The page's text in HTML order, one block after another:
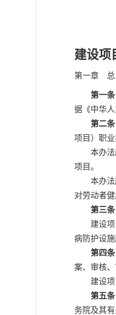
建设项
第一章
第一条
据《中华
第二条
项目）职
本办法所
项目。
本办法所
对劳动者
第三条
建设项目
病防护设
第四条
案、审核、
建设项目
第五条
务院及其